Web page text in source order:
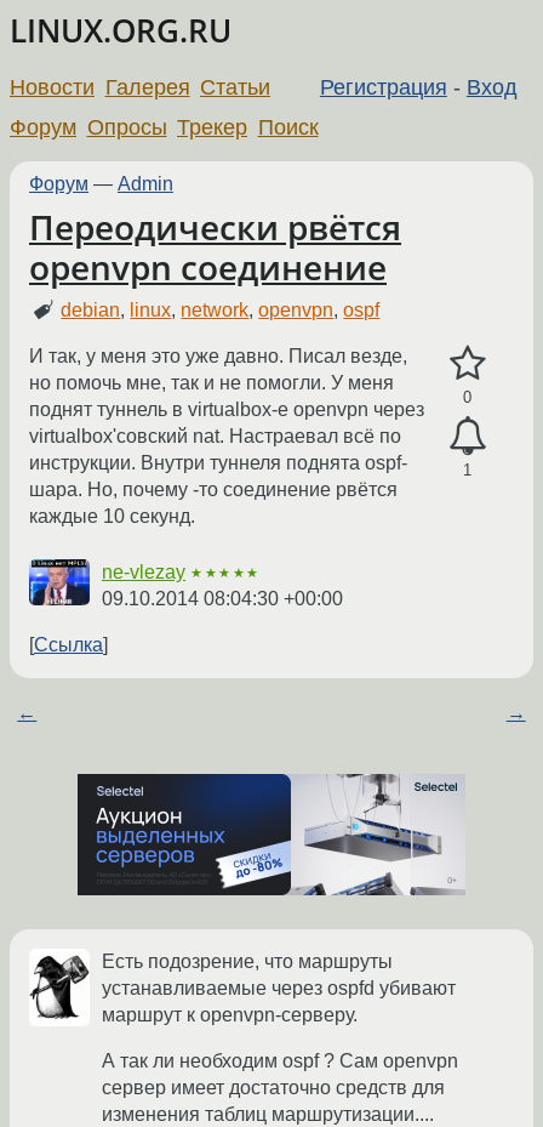
LINUX.ORG.RU
Регистрация - Вход
Новости Галерея Статьи
Форум Опросы Трекер Поиск
Форум — Admin
Переодически рвётся
openvpn соединение
debian, linux, network,openvpn,ospf
0
1
И так, у меня это уже давно. Писал везде,
но помочь мне, так и не помогли. У меня
поднят туннель в virtualbox-е openvpn через
virtualbox'совский nat. Настраевал всё по
инструкции. Внутри туннеля поднята ospf-
шара. Но, почему -то соединение рвётся
каждые 10 секунд.
ne-vlezay ★★★★★
09.10.2014 08:04:30 +00:00
Ссылка
← →
Есть подозрение, что маршруты
устанавливаемые через ospfd убивают
маршрут к openvpn-серверу.
А так ли необходим ospf ? Сам openvpn
сервер имеет достаточно средств для
изменения таблиц маршрутизации....